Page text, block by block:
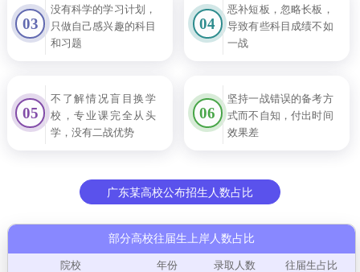
03
没有科学的学习计划，
只做自己感兴趣的科目
和习题
04
恶补短板，忽略长板，
导致有些科目成绩不如
一战
05
不了解情况盲目换学
校，专业课完全从头
学，没有二战优势
06
坚持一战错误的备考方
式而不自知，付出时间
效果差
广东某高校公布招生人数占比
部分高校往届生上岸人数占比
院校 年份 录取人数 往届生占比